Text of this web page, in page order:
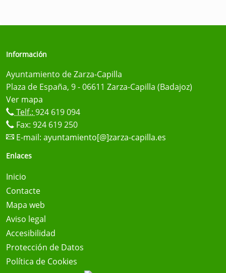
Información
Ayuntamiento de Zarza-Capilla
Plaza de España, 9 - 06611 Zarza-Capilla (Badajoz)
Ver mapa
Telf.: 924 619 094
Fax: 924 619 250
E-mail: ayuntamiento[@]zarza-capilla.es
Enlaces
Inicio
Contacte
Mapa web
Aviso legal
Accesibilidad
Protección de Datos
Política de Cookies